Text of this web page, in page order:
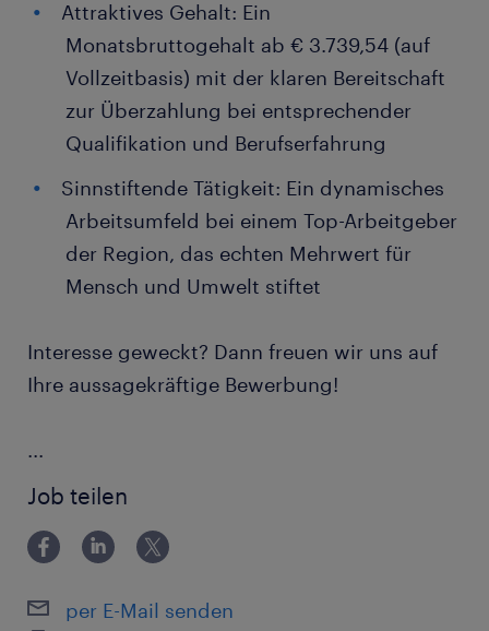
Attraktives Gehalt: Ein
Monatsbruttogehalt ab € 3.739,54 (auf
Vollzeitbasis) mit der klaren Bereitschaft
zur Überzahlung bei entsprechender
Qualifikation und Berufserfahrung
Sinnstiftende Tätigkeit: Ein dynamisches
Arbeitsumfeld bei einem Top-Arbeitgeber
der Region, das echten Mehrwert für
Mensch und Umwelt stiftet
Interesse geweckt? Dann freuen wir uns auf
Ihre aussagekräftige Bewerbung!
...
Job teilen
per E-Mail senden